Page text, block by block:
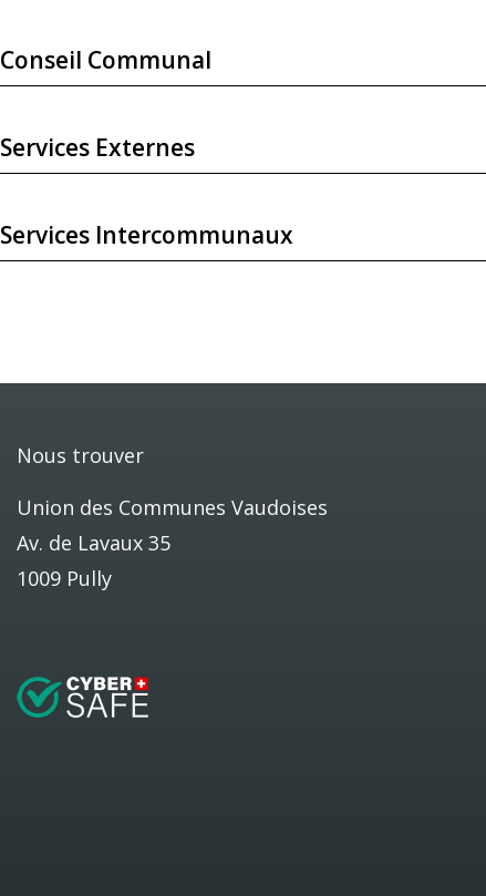
Conseil Communal
Services Externes
Services Intercommunaux
Nous trouver
Union des Communes Vaudoises
Av. de Lavaux 35
1009 Pully